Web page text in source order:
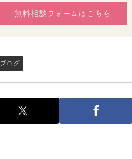
無料相談フォームはこちら
ブログ